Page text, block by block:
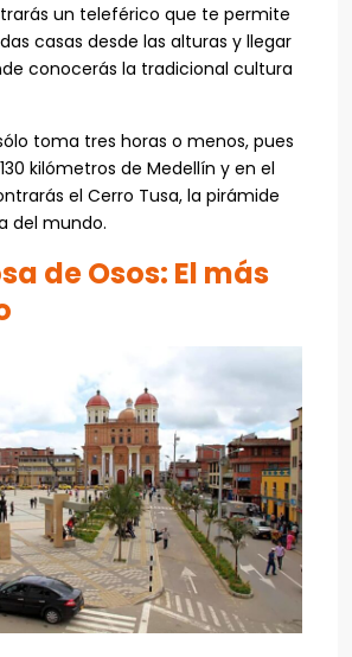
un teleférico que te permite
casas desde las alturas y llegar
conocerás la tradicional cultura
toma tres horas o menos, pues
kilómetros de Medellín y en el
el Cerro Tusa, la pirámide
del mundo.
de Osos: El más